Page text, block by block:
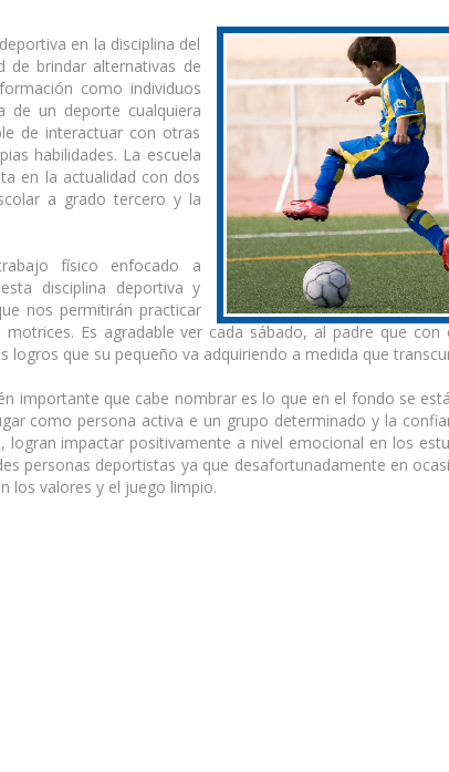
en la disciplina del
de brindar alternativas de
como individuos
de un deporte cualquiera
de interactuar con otras
habilidades. La escuela
en la actualidad con dos
a grado tercero y la
físico enfocado a
disciplina deportiva y
nos permitirán practicar
Es agradable ver cada sábado, al padre que
logros que su pequeño va adquiriendo a medida que
importante que cabe nombrar es lo que en el fondo se
como persona activa e un grupo determinado y la
logran impactar positivamente a nivel emocional en los
personas deportistas ya que desafortunadamente en
los valores y el juego limpio.